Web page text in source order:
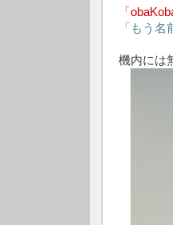
「
「もう
機内には